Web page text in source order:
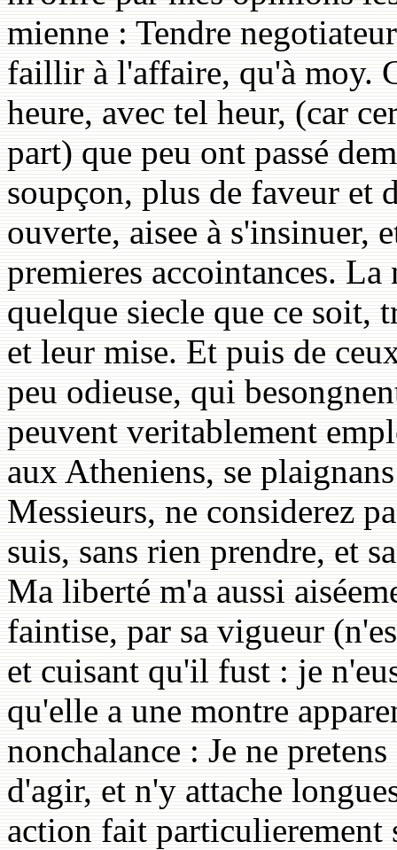
mienne : Tendre
faillir à l'affaire, qu'à moy.
heure, avec tel heur, (car
part) que peu ont passé
soupçon, plus de faveur et
ouverte, aisee à s'insinuer,
premieres accointances.
quelque siecle que ce soit,
et leur mise. Et puis de
peu odieuse, qui
peuvent veritablement
aux Atheniens, se
Messieurs, ne considerez
suis, sans rien prendre, et
Ma liberté m'a aussi
faintise, par sa vigueur
et cuisant qu'il fust : je
qu'elle a une montre
nonchalance : Je ne
d'agir, et n'y attache
action fait particulierement